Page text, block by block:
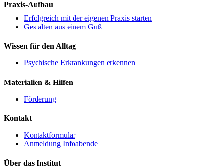
Praxis-Aufbau
Erfolgreich mit der eigenen Praxis starten
Gestalten aus einem Guß
Wissen für den Alltag
Psychische Erkrankungen erkennen
Materialien & Hilfen
Förderung
Kontakt
Kontaktformular
Anmeldung Infoabende
Über das Institut